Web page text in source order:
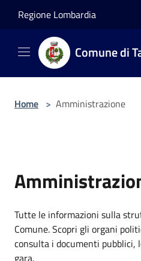
Regione Lombardia
Comune di
Home > Amministrazione
Tutte le informazioni sulla
Comune. Scopri gli organi
consulta i documenti pubblici,
gara.